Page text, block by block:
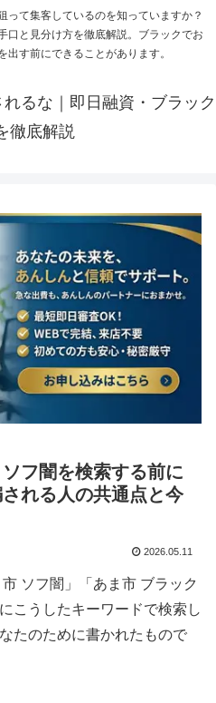
って集客しているのを知っていますか？
口と見分け方を徹底解説。ブラックでお
す前にできることがあります。
るな｜即日融資・ブラック
徹底解説
フ闇を検索する前に
れる人の共通点と今
2026.05.11
ソフ闇」「あま市 ブラック
こうしたキーワードで検索し
たのために書かれたもので